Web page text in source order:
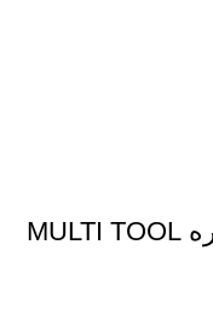
مشخصات فنی چاقوی چندکاره MULTI TOOL